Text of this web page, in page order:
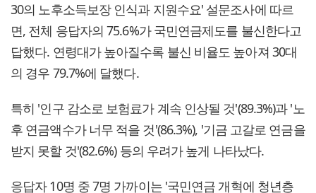
30의 노후소득보장 인식과 지원수요' 설문조사에 따르
면, 전체 응답자의 75.6%가 국민연금제도를 불신한다고
답했다. 연령대가 높아질수록 불신 비율도 높아져 30대
의 경우 79.7%에 달했다.
특히 '인구 감소로 보험료가 계속 인상될 것'(89.3%)과 '노
후 연금액수가 너무 적을 것'(86.3%), '기금 고갈로 연금을
받지 못할 것'(82.6%) 등의 우려가 높게 나타났다.
응답자 10명 중 7명 가까이는 '국민연금 개혁에 청년층